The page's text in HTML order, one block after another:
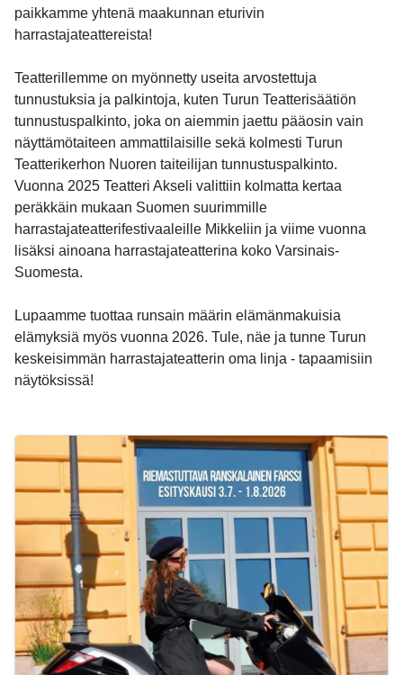
paikkamme yhtenä maakunnan eturivin
harrastajateattereista!
Teatterillemme on myönnetty useita arvostettuja
tunnustuksia ja palkintoja, kuten Turun Teatterisäätiön
tunnustuspalkinto, joka on aiemmin jaettu pääosin vain
näyttämötaiteen ammattilaisille sekä kolmesti Turun
Teatterikerhon Nuoren taiteilijan tunnustuspalkinto.
Vuonna 2025 Teatteri Akseli valittiin kolmatta kertaa
peräkkäin mukaan Suomen suurimmille
harrastajateatterifestivaaleille Mikkeliin ja viime vuonna
lisäksi ainoana harrastajateatterina koko Varsinais-
Suomesta.
Lupaamme tuottaa runsain määrin elämänmakuisia
elämyksiä myös vuonna 2026. Tule, näe ja tunne Turun
keskeisimmän harrastajateatterin oma linja - tapaamisiin
näytöksissä!